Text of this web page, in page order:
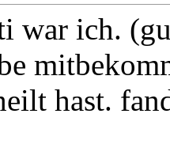
war ich.
hast.